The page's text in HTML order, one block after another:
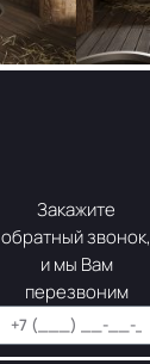
Закажите
обратный звонок,
и мы Вам
перезвоним